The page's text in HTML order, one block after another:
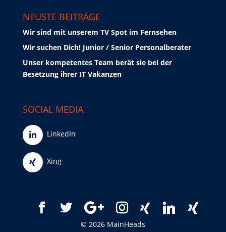
NEUSTE BEITRÄGE
Wir sind mit unserem TV Spot im Fernsehen
Wir suchen Dich! Junior / Senior Personalberater
Unser kompetentes Team berät sie bei der
Besetzung ihrer IT Vakanzen
SOCIAL MEDIA
LinkedIn
Xing
© 2026 MainHeads